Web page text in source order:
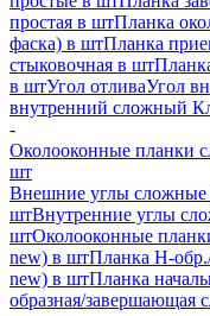
простая в штПланка
фаска) в штПланка
стыковочная в шт
в штУгол отливаУгол
внутренний сложный
-
Околооконные
шт
Внешние углы
штВнутренние углы
штОколооконные
new) в штПланка H-
new) в штПланка
образная/завершающая